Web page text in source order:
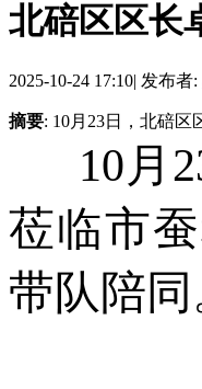
北碚区区长
2025-10-24 17:10| 发布者:
摘要: 10月23日，北碚
10 月
莅临市
带队陪同